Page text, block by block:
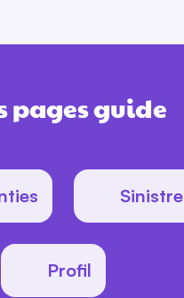
pages guide
Sinistre
Profil